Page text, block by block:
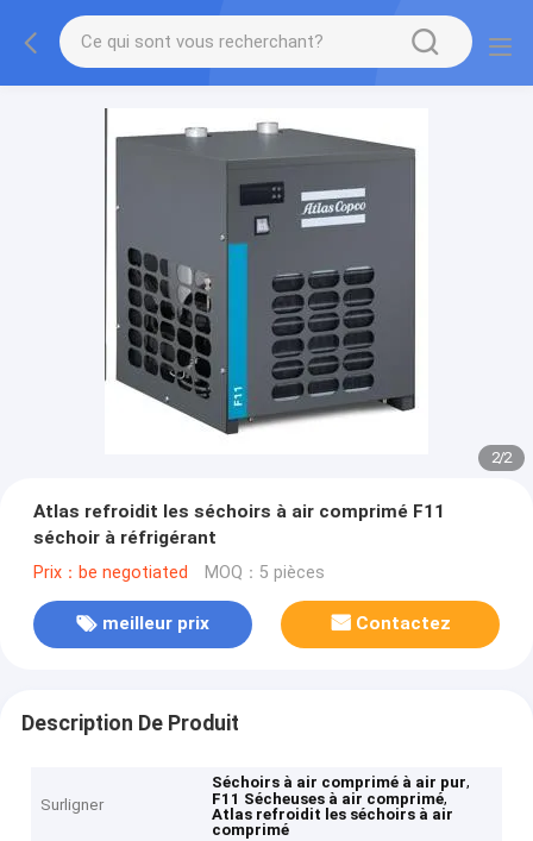
2/2
Atlas refroidit les séchoirs à air comprimé F11
séchoir à réfrigérant
Prix：be negotiated MOQ：5 pièces
meilleur prix Contactez
Description De Produit
Surligner
Séchoirs à air comprimé à air pur,
F11 Sécheuses à air comprimé,
Atlas refroidit les séchoirs à air
comprimé